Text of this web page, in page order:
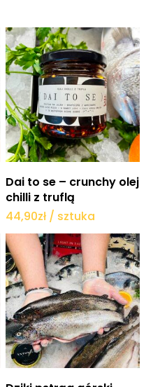
Dodaj do koszyka
Dai to se – crunchy olej
chilli z truflą
44,90zł / sztuka
Dodaj do koszyka